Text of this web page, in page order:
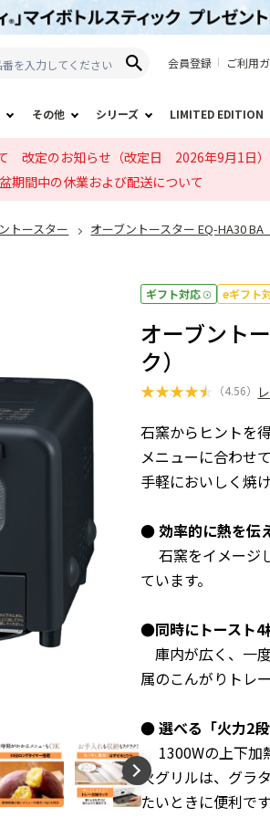
会員登録 ご利用
その他 シリーズ LIMITED EDITION
改定のお知らせ（改定日 2026年9月1日）
期間中の休業および配送について
トースター オーブントースター EQ-HA30 BA
ギフト対応 eギフト
オーブント
ク）
★★★★★ （4.56）
石窯からヒントを
メニューに合わせ
手軽においしく焼
● 効率的に熱を伝
石窯をイメージ
ています。
●同時にトースト4
庫内が広く、一
属のこんがりトレ
● 選べる「火力2段
1300Wの上下加
火グリルは、グラ
たいときに便利です